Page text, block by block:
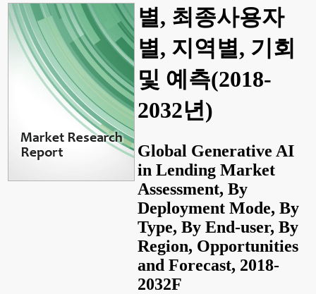
별, 최종사용자
별, 지역별, 기회
및 예측(2018-
2032년)
Global Generative AI
in Lending Market
Assessment, By
Deployment Mode, By
Type, By End-user, By
Region, Opportunities
and Forecast, 2018-
2032F